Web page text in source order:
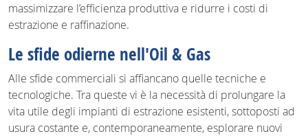
massimizzare l’efficienza produttiva e ridurre i costi di
estrazione e raffinazione.
Le sfide odierne nell'Oil & Gas
Alle sfide commerciali si affiancano quelle tecniche e
tecnologiche. Tra queste vi è la necessità di prolungare la
vita utile degli impianti di estrazione esistenti, sottoposti ad
usura costante e, contemporaneamente, esplorare nuovi